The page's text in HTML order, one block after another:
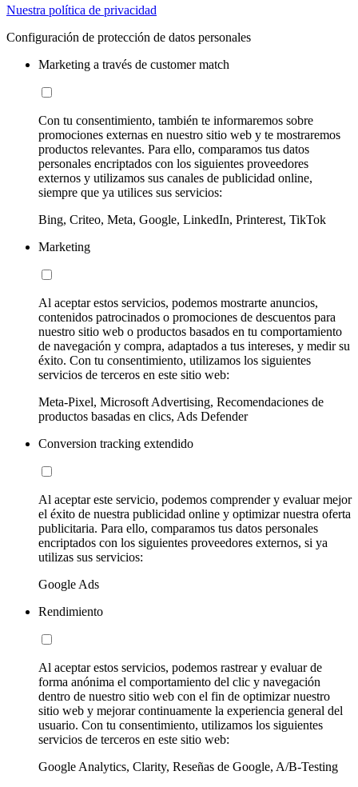
Nuestra política de privacidad
Configuración de protección de datos personales
Marketing a través de customer match
Con tu consentimiento, también te informaremos sobre
promociones externas en nuestro sitio web y te mostraremos
productos relevantes. Para ello, comparamos tus datos
personales encriptados con los siguientes proveedores
externos y utilizamos sus canales de publicidad online,
siempre que ya utilices sus servicios:
Bing, Criteo, Meta, Google, LinkedIn, Printerest, TikTok
Marketing
Al aceptar estos servicios, podemos mostrarte anuncios,
contenidos patrocinados o promociones de descuentos para
nuestro sitio web o productos basados en tu comportamiento
de navegación y compra, adaptados a tus intereses, y medir su
éxito. Con tu consentimiento, utilizamos los siguientes
servicios de terceros en este sitio web:
Meta-Pixel, Microsoft Advertising, Recomendaciones de
productos basadas en clics, Ads Defender
Conversion tracking extendido
Al aceptar este servicio, podemos comprender y evaluar mejor
el éxito de nuestra publicidad online y optimizar nuestra oferta
publicitaria. Para ello, comparamos tus datos personales
encriptados con los siguientes proveedores externos, si ya
utilizas sus servicios:
Google Ads
Rendimiento
Al aceptar estos servicios, podemos rastrear y evaluar de
forma anónima el comportamiento del clic y navegación
dentro de nuestro sitio web con el fin de optimizar nuestro
sitio web y mejorar continuamente la experiencia general del
usuario. Con tu consentimiento, utilizamos los siguientes
servicios de terceros en este sitio web:
Google Analytics, Clarity, Reseñas de Google, A/B-Testing